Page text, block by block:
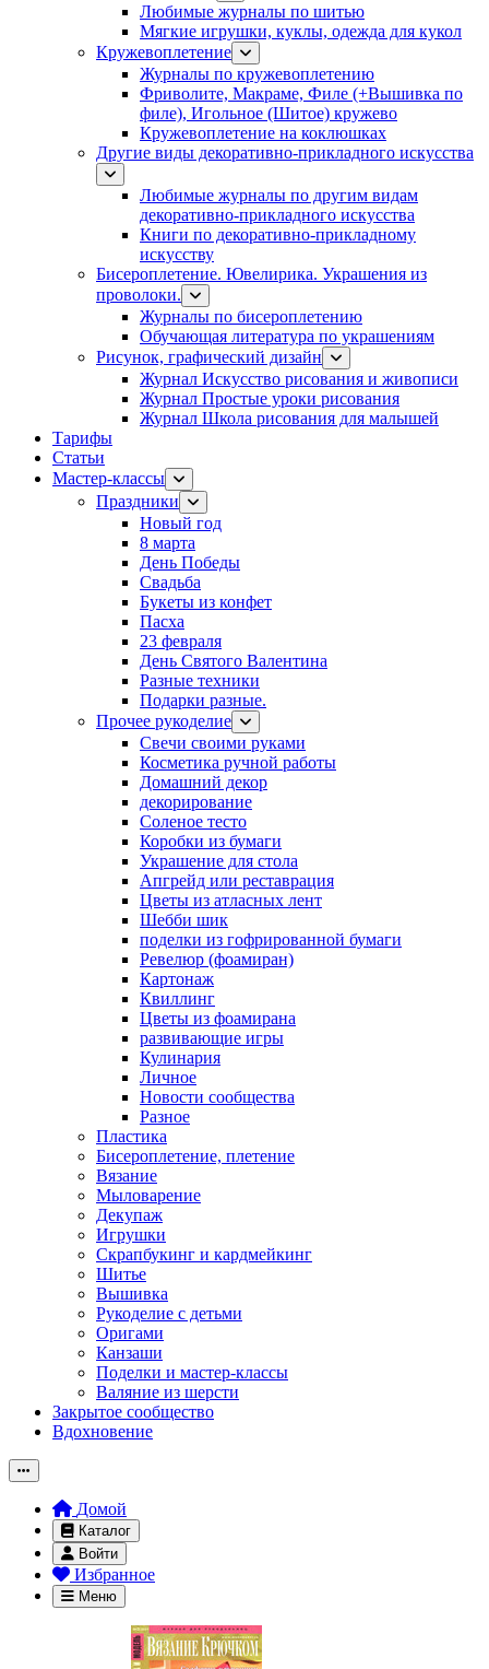
Любимые журналы по шитью
Мягкие игрушки, куклы, одежда для кукол
Кружевоплетение
Журналы по кружевоплетению
Фриволите, Макраме, Филе (+Вышивка по
филе), Игольное (Шитое) кружево
Кружевоплетение на коклюшках
Другие виды декоративно-прикладного искусства
Любимые журналы по другим видам
декоративно-прикладного искусства
Книги по декоративно-прикладному
искусству
Бисероплетение. Ювелирика. Украшения из
проволоки.
Журналы по бисероплетению
Обучающая литература по украшениям
Рисунок, графический дизайн
Журнал Искусство рисования и живописи
Журнал Простые уроки рисования
Журнал Школа рисования для малышей
Тарифы
Статьи
Мастер-классы
Праздники
Новый год
8 марта
День Победы
Свадьба
Букеты из конфет
Пасха
23 февраля
День Святого Валентина
Разные техники
Подарки разные.
Прочее рукоделие
Свечи своими руками
Косметика ручной работы
Домашний декор
декорирование
Соленое тесто
Коробки из бумаги
Украшение для стола
Апгрейд или реставрация
Цветы из атласных лент
Шебби шик
поделки из гофрированной бумаги
Ревелюр (фоамиран)
Картонаж
Квиллинг
Цветы из фоамирана
развивающие игры
Кулинария
Личное
Новости сообщества
Разное
Пластика
Бисероплетение, плетение
Вязание
Мыловарение
Декупаж
Игрушки
Скрапбукинг и кардмейкинг
Шитье
Вышивка
Рукоделие с детьми
Оригами
Канзаши
Поделки и мастер-классы
Валяние из шерсти
Закрытое сообщество
Вдохновение
Домой
Каталог
Войти
Избранное
Меню